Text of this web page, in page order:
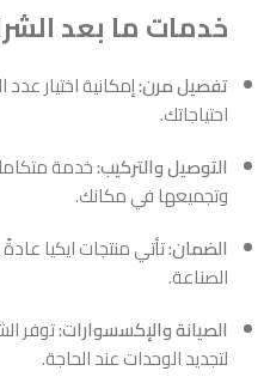
خدمات ما بعد
تفصيل مرن:إمكانية اختيار عدد
احتياجاتك.
التوصيل والتركيب:خدمة
وتجميعها في مكانك.
الضمان:تأتي منتجات ايكيا
الصناعة.
الصيانة والإكسسوارات:توفر
لتجديد الوحدات عند الحاجة.